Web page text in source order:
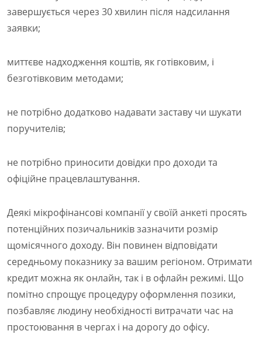
завершується через 30 хвилин після надсилання
заявки;
миттєве надходження коштів, як готівковим, і
безготівковим методами;
не потрібно додатково надавати заставу чи шукати
поручителів;
не потрібно приносити довідки про доходи та
офіційне працевлаштування.
Деякі мікрофінансові компанії у своїй анкеті просять
потенційних позичальників зазначити розмір
щомісячного доходу. Він повинен відповідати
середньому показнику за вашим регіоном. Отримати
кредит можна як онлайн, так і в офлайн режимі. Що
помітно спрощує процедуру оформлення позики,
позбавляє людину необхідності витрачати час на
простоювання в чергах і на дорогу до офісу.